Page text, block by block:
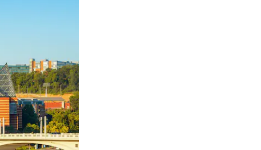
et en faisant glisser.